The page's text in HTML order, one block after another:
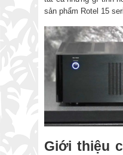
sản phẩm Rotel 15
Giới thiệu